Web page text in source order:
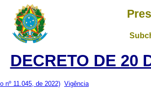
DECRETO DE 20
nº 11.045, de 2022) Vigência